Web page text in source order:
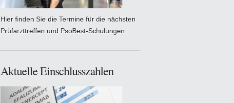
Hier finden Sie die Termine für die nächsten
Prüfarzttreffen und PsoBest-Schulungen
Aktuelle Einschlusszahlen